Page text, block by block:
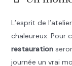
L’esprit de
chaleureux. Pour
restauration
journée un vrai